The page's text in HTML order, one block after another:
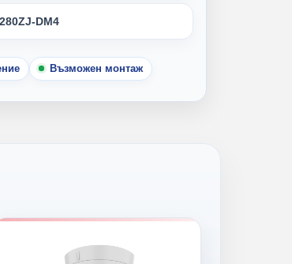
DM4
Възможен монтаж